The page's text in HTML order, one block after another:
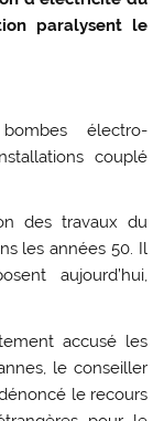
paralysent le
électro-
couplé
des travaux du
les années 50. Il
aujourd’hui,
accusé les
le conseiller
le recours